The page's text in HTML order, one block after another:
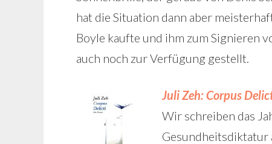
hat die Situation dann aber
Boyle kaufte und ihm zum Signieren
auch noch zur Verfügung gestellt.
Juli Zeh: Corpus
Wir schreiben das
Gesundheitsdiktatur